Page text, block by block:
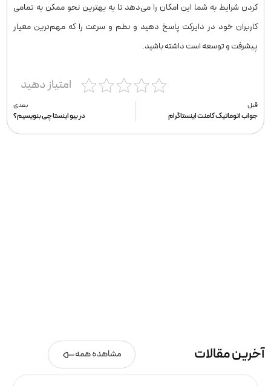
کردن شرایط به شما این امکان را می‌دهد تا به بهترین نحو ممکن به تمامی
کاربران خود در دایرکت پاسخ دهید و نظم و سرعت را که مهم‌ترین معیار
پیشرفت و توسعه است داشته باشید.
امتیاز دهید
قبل
جواب اتوماتیک کامنت اینستاگرام
بعدی
در بیو اینستا چی بنویسیم؟
آخرین مقالات مشاهده همه